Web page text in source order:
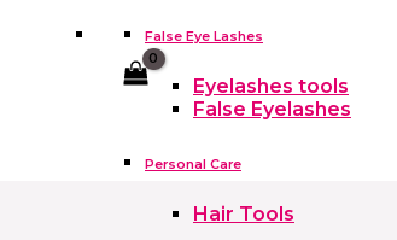
False Eye Lashes
Eyelashes tools
False Eyelashes
Personal Care
Hair Tools